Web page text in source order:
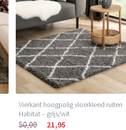
Vierkant hoogpolig vloerkleed ruiten
Habitat – grijs/wit
50,00 21,95